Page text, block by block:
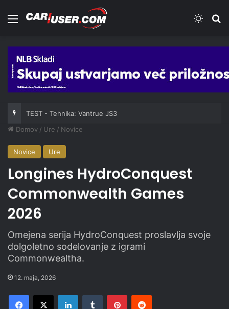
Meni
TEST - Tehnika: Vantrue JS3
Domov / Ure / Novice
Novice Ure
Longines HydroConquest
Commonwealth Games
2026
Omejena serija HydroConquest proslavlja svoje
dolgoletno sodelovanje z igrami
Commonwealtha.
12. maja, 2026
Facebook
X LinkedInTumblr PinterestReddit